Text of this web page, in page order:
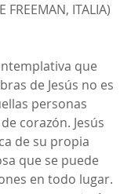
FREEMAN, ITALIA)
que
de Jesús no es
personas
corazón. Jesús
de su propia
que se puede
en todo lugar.